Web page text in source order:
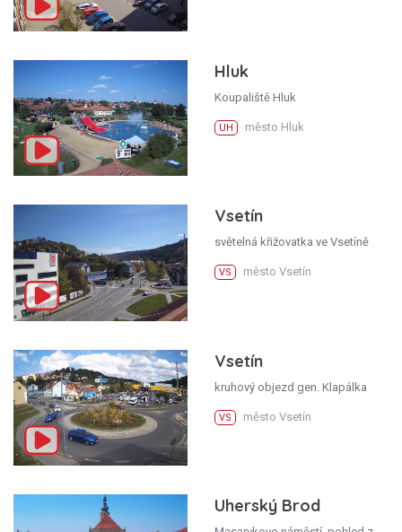
Hluk
Koupaliště Hluk
UH město Hluk
Vsetín
světelná křižovatka ve Vsetíně
VS město Vsetín
Vsetín
kruhový objezd gen. Klapálka
VS město Vsetín
Uherský Brod